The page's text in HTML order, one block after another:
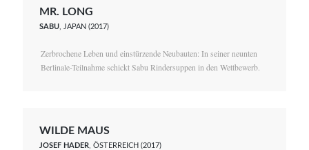
MR. LONG
SABU, JAPAN (2017)
Zerbrochene Leben und einstürzende Neubauten: In seiner neunten
Berlinale-Teilnahme schickt Sabu Rindersuppen in den Wettbewerb.
WILDE MAUS
JOSEF HADER , ÖSTERREICH (2017)